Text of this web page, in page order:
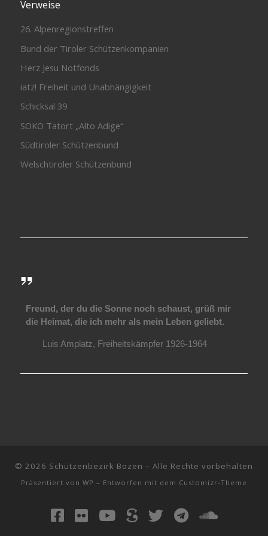
Verweise
26. Alpenregionstreffen
Bund der Tiroler Schützenkompanien
Herz Jesu Notfonds
iatz! Freiheit und Unabhängigkeit
Schicksal 39
SOKO Tatort „Alto Adige“
Südtiroler Schützenbund
Welschtiroler Schützenbund
Freund, der du die Sonne noch schaust, grüß mir
die Heimat, die ich mehr als mein Leben geliebt.
Luis Amplatz, Freiheitskämpfer 1926-1964
© 2026 Schützenbezirk Bozen – Alle Rechte vorbehalten
Präsentiert von WP – Entworfen mit dem Customizr-Theme